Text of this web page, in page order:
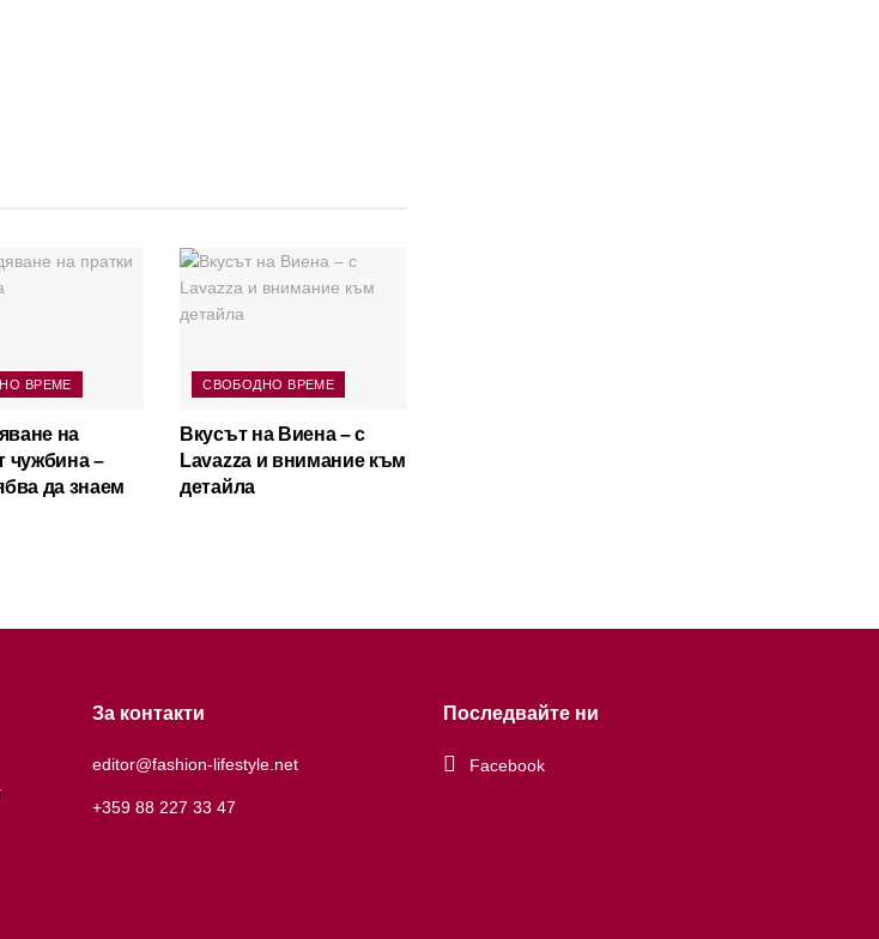
ВРЕМЕ
на
чужбина –
да знаем
СВОБОДНО ВРЕМЕ
Вкусът на Виена – с
Lavazza и внимание към
детайла
За контакти
editor@fashion-lifestyle.net
+359 88 227 33 47
Последвайте ни
Facebook